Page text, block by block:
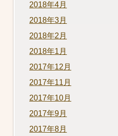
2018年4月
2018年3月
2018年2月
2018年1月
2017年12月
2017年11月
2017年10月
2017年9月
2017年8月